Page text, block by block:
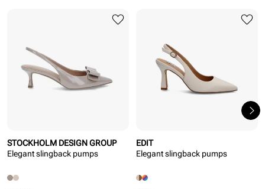
STOCKHOLM DESIGN GROUP
Elegant slingback pumps
EDIT
Elegant slingback pumps